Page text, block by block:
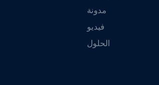
مدونة
فيديو
الحلول